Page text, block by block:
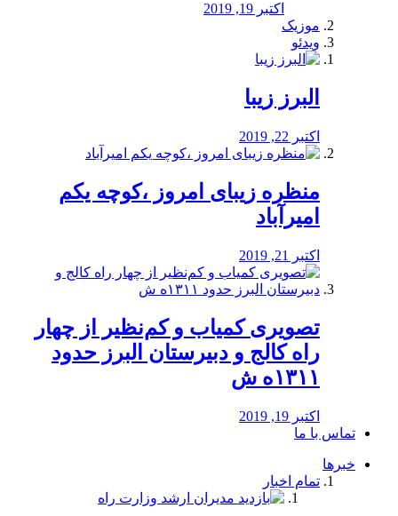
اکتبر 19, 2019
موزیک
ویدئو
البرز زیبا
اکتبر 22, 2019
منظره‌‌ زیبای امروز ،کوچه یکم
امیرآباد
اکتبر 21, 2019
️تصویری کمیاب و کم‌نظیر از چهار
راه كالج و دبيرستان البرز حدود
۱۳۱۱ه ش
اکتبر 19, 2019
تماس با ما
خبرها
تمام اخبار